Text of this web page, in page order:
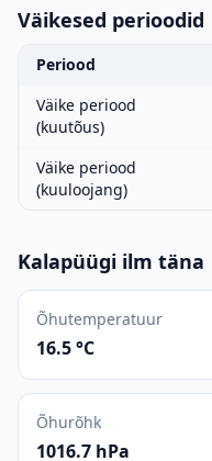
Väikesed perioodid
Periood
Väike periood
(kuutõus)
Väike periood
(kuuloojang)
Kalapüügi ilm täna
Õhutemperatuur
16.5 °C
Õhurõhk
1016.7 hPa